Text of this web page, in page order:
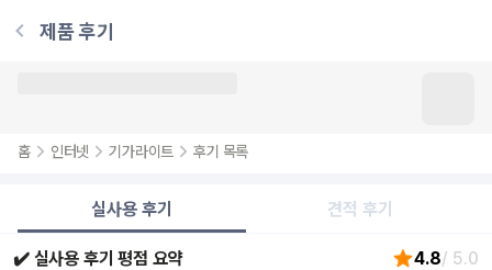
제품 후기
홈 인터넷 기가라이트 후기 목록
실사용 후기 견적 후기
✔️ 실사용 후기 평점 요약 4.8/ 5.0